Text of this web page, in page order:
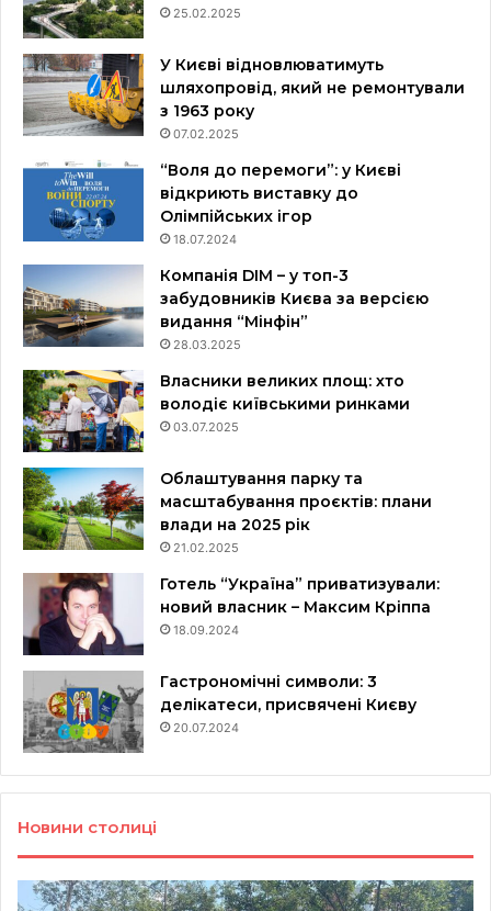
25.02.2025
У Києві відновлюватимуть
шляхопровід, який не ремонтували
з 1963 року
07.02.2025
“Воля до перемоги”: у Києві
відкриють виставку до
Олімпійських ігор
18.07.2024
Компанія DIM – у топ-3
забудовників Києва за версією
видання “Мінфін”
28.03.2025
Власники великих площ: хто
володіє київськими ринками
03.07.2025
Облаштування парку та
масштабування проєктів: плани
влади на 2025 рік
21.02.2025
Готель “Україна” приватизували:
новий власник – Максим Кріппа
18.09.2024
Гастрономічні символи: 3
делікатеси, присвячені Києву
20.07.2024
Новини столиці
На